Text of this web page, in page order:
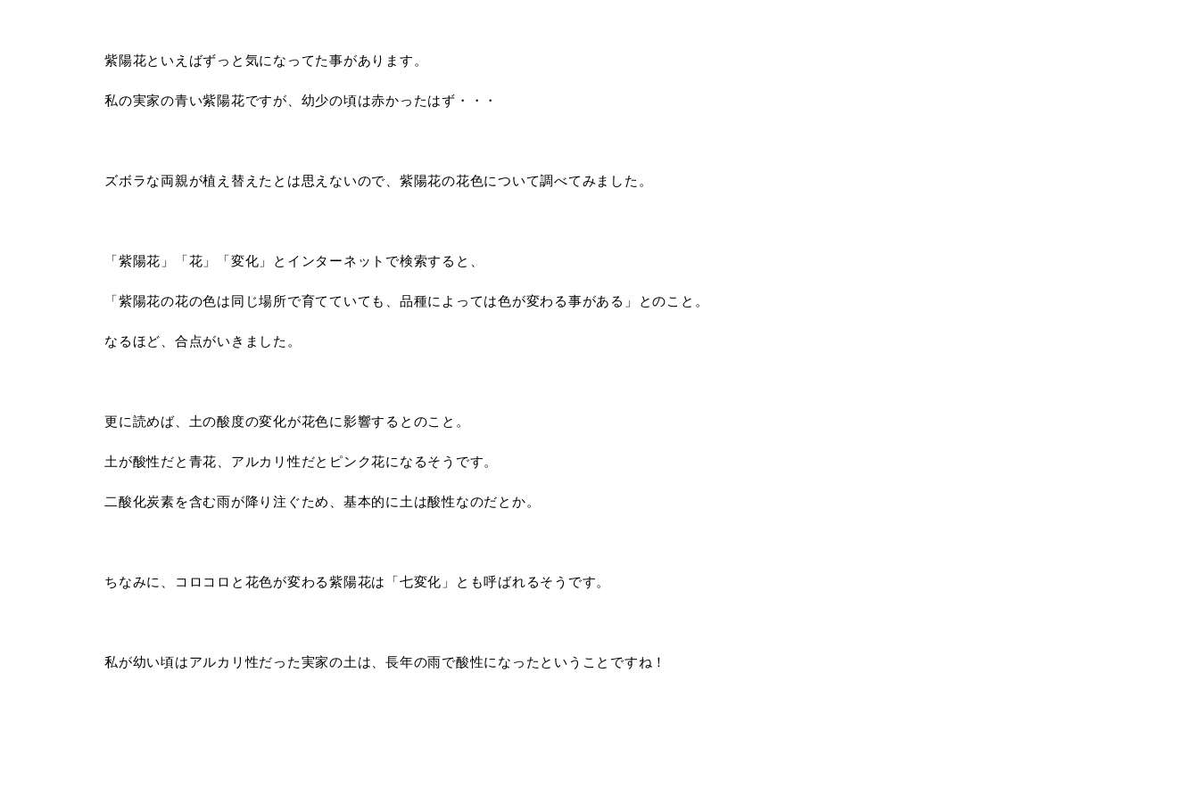
紫陽花といえばずっと気になってた事があります。
私の実家の青い紫陽花ですが、幼少の頃は赤かったはず・・・
ズボラな両親が植え替えたとは思えないので、紫陽花の花色について調べてみました。
「紫陽花」「花」「変化」とインターネットで検索すると、
「紫陽花の花の色は同じ場所で育てていても、品種によっては色が変わる事がある」とのこと。
なるほど、合点がいきました。
更に読めば、土の酸度の変化が花色に影響するとのこと。
土が酸性だと青花、アルカリ性だとピンク花になるそうです。
二酸化炭素を含む雨が降り注ぐため、基本的に土は酸性なのだとか。
ちなみに、コロコロと花色が変わる紫陽花は「七変化」とも呼ばれるそうです。
私が幼い頃はアルカリ性だった実家の土は、長年の雨で酸性になったということですね！